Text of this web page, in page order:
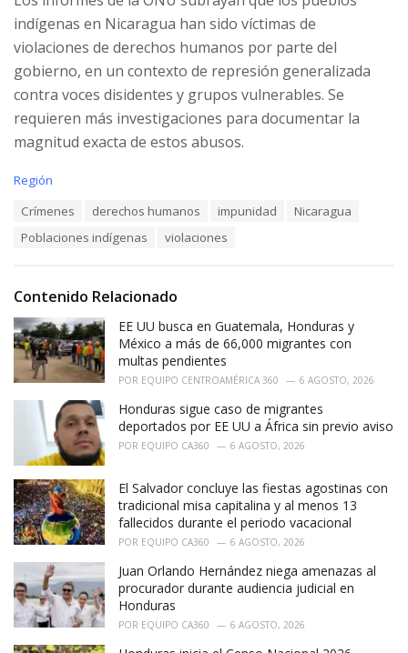
indígenas en Nicaragua han sido víctimas de
violaciones de derechos humanos por parte del
gobierno, en un contexto de represión generalizada
contra voces disidentes y grupos vulnerables. Se
requieren más investigaciones para documentar la
magnitud exacta de estos abusos.
C
i
s
:
Región
Crímenes derechos humanos impunidad
Nicaragua
Poblaciones indígenas
violaciones
Contenido Relacionado
EE UU busca en Guatemala, Honduras y
México a más de 66,000 migrantes con
multas pendientes
POR EQUIPO CENTROAMÉRICA 360 6 AGOSTO, 2026
Honduras sigue caso de migrantes
deportados por EE UU a África sin previo aviso
POR EQUIPO CA360 6 AGOSTO, 2026
El Salvador concluye las fiestas agostinas con
tradicional misa capitalina y al menos 13
fallecidos durante el periodo vacacional
POR EQUIPO CA360 6 AGOSTO, 2026
Juan Orlando Hernández niega amenazas al
procurador durante audiencia judicial en
Honduras
POR EQUIPO CA360 6 AGOSTO, 2026